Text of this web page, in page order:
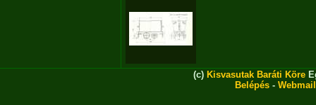
(c) Kisvasutak Baráti Köre
Belépés - Webmail